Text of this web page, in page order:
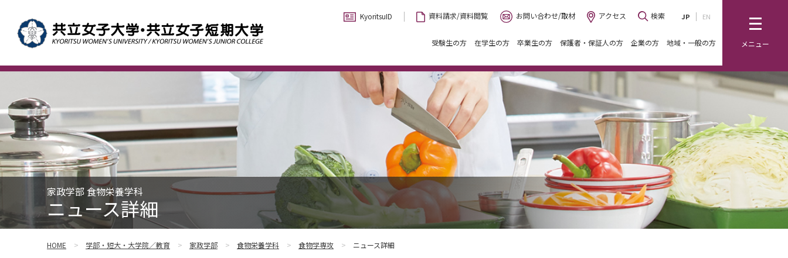
メニュー
検索 JP EN
KyoritsuID 資料請求/資料閲覧 お問い合わせ/取材 アクセス
受験生の方 在学生の方 卒業生の方 保護者・保証人の方 企業の方 地域・一般の方
家政学部 食物栄養学科
ニュース詳細
HOME 学部・短大・大学院／教育 家政学部 食物栄養学科 食物学専攻 ニュース詳細